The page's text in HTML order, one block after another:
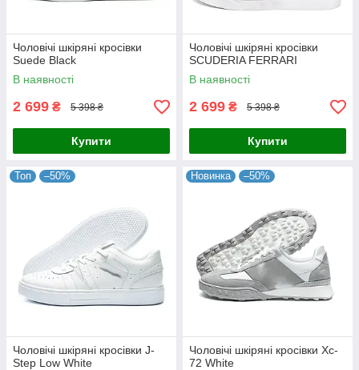
Чоловічі шкіряні кросівки
Suede Black
В наявності
2 699 ₴ 5 398 ₴
Купити
Чоловічі шкіряні кросівки
SCUDERIA FERRARI
В наявності
2 699 ₴ 5 398 ₴
Купити
Топ –50%
Чоловічі шкіряні кросівки J-
Step Low White
Новинка –50%
Чоловічі шкіряні кросівки Xc-
72 White